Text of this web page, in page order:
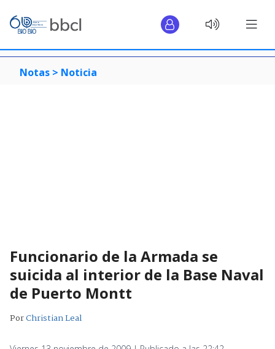
Notas > Noticia
Funcionario de la Armada se
suicida al interior de la Base Naval
de Puerto Montt
PorChristian Leal